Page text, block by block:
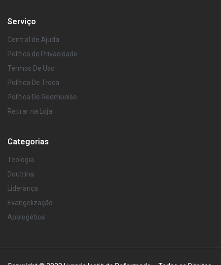
Serviço
Central de Ajuda
Política de Privacidade
Termos De Uso
Política De Troca
Política De Reembolso
Retirar na Loja
Categorias
Teologia
Doutrina
Liderança
Evangelização
Apologética